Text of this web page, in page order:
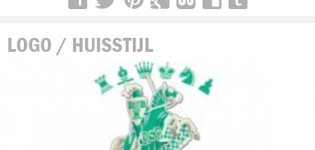
LOGO / HUISSTIJL